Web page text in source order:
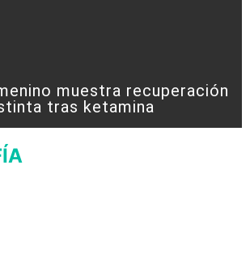
muestra recuperación
tras ketamina